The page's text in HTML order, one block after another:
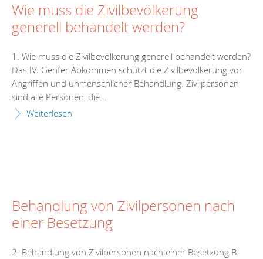
Wie muss die Zivilbevölkerung
generell behandelt werden?
1. Wie muss die Zivilbevölkerung generell behandelt werden?
Das IV. Genfer Abkommen schützt die Zivilbevölkerung vor
Angriffen und unmenschlicher Behandlung. Zivilpersonen
sind alle Personen, die...
Weiterlesen
Behandlung von Zivilpersonen nach
einer Besetzung
2. Behandlung von Zivilpersonen nach einer Besetzung B.